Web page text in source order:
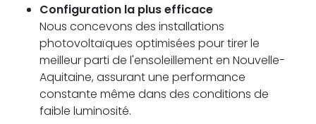
Configuration la plus efficace
Nous concevons des installations
photovoltaïques optimisées pour tirer le
meilleur parti de l'ensoleillement en Nouvelle-
Aquitaine, assurant une performance
constante même dans des conditions de
faible luminosité.